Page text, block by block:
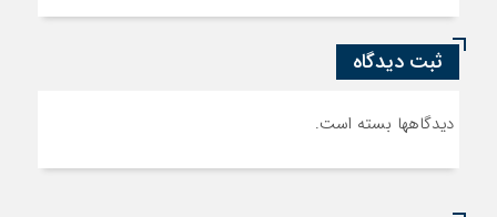
ثبت دیدگاه
دیدگاهها بسته است.